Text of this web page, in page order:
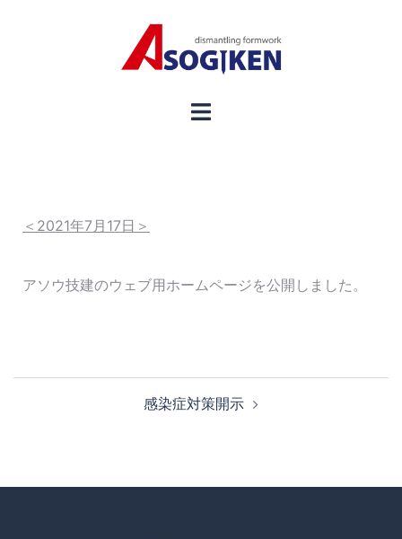
＜2021年7月17日＞
アソウ技建のウェブ用ホームページを公開しました。
感染症対策開示